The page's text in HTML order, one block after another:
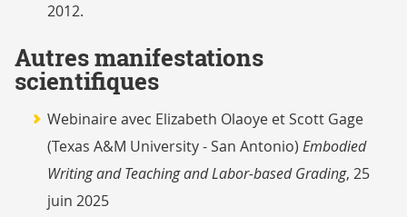
2012.
Autres manifestations
scientifiques
Webinaire avec Elizabeth Olaoye et Scott Gage
(Texas A&M University - San Antonio) Embodied
Writing and Teaching and Labor-based Grading, 25
juin 2025